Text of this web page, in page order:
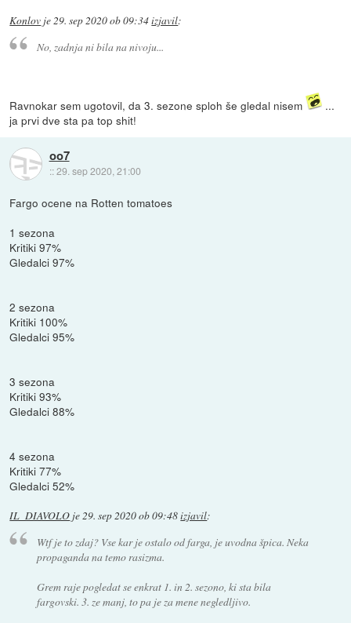
Konlov je29. sep 2020 ob 09:34izjavil:
No, zadnja ni bila na nivoju...
Ravnokar sem ugotovil, da 3. sezone sploh še gledal nisem
...
ja prvi dve sta pa top shit!
oo7
::29. sep 2020, 21:00
Fargo ocene na Rotten tomatoes
1 sezona
Kritiki 97%
Gledalci 97%
2 sezona
Kritiki 100%
Gledalci 95%
3 sezona
Kritiki 93%
Gledalci 88%
4 sezona
Kritiki 77%
Gledalci 52%
IL_DIAVOLO je29. sep 2020 ob 09:48izjavil:
Wtf je to zdaj? Vse kar je ostalo od farga, je uvodna špica. Neka
propaganda na temo rasizma.
Grem raje pogledat se enkrat 1. in 2. sezono, ki sta bila
fargovski. 3. ze manj, to pa je za mene negledljivo.